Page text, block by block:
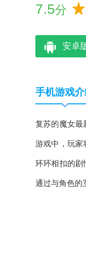
7.5分
安卓
手机游戏
复苏的魔女最
游戏中，玩家
环环相扣的剧
通过与角色的